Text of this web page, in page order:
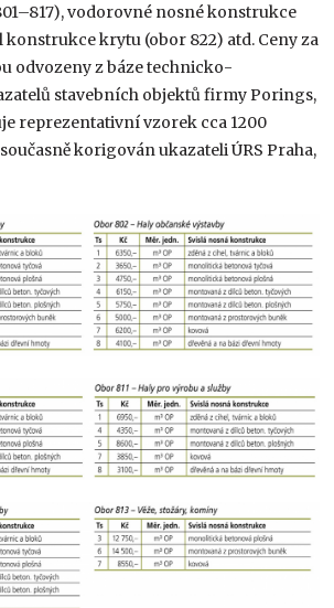
vodorovné nosné konstrukce
konstrukce krytu (obor 822) atd. Ceny za
odvozeny z báze technicko-
stavebních objektů firmy Porings,
reprezentativní vzorek cca 1200
korigován ukazateli ÚRS Praha,